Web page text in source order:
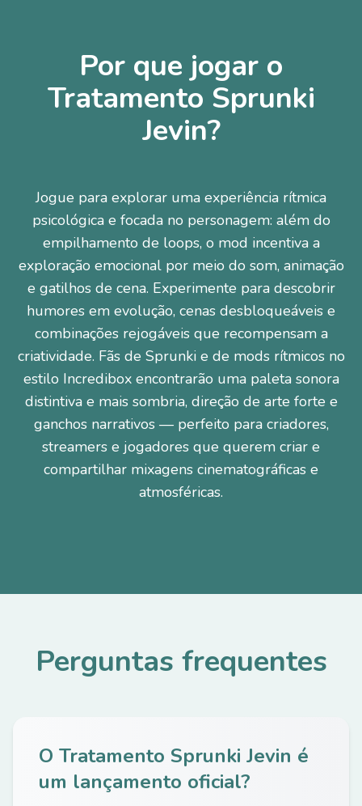
Por que jogar o
Tratamento Sprunki
Jevin?
Jogue para explorar uma experiência rítmica
psicológica e focada no personagem: além do
empilhamento de loops, o mod incentiva a
exploração emocional por meio do som, animação
e gatilhos de cena. Experimente para descobrir
humores em evolução, cenas desbloqueáveis e
combinações rejogáveis que recompensam a
criatividade. Fãs de Sprunki e de mods rítmicos no
estilo Incredibox encontrarão uma paleta sonora
distintiva e mais sombria, direção de arte forte e
ganchos narrativos — perfeito para criadores,
streamers e jogadores que querem criar e
compartilhar mixagens cinematográficas e
atmosféricas.
Perguntas frequentes
O Tratamento Sprunki Jevin é
um lançamento oficial?